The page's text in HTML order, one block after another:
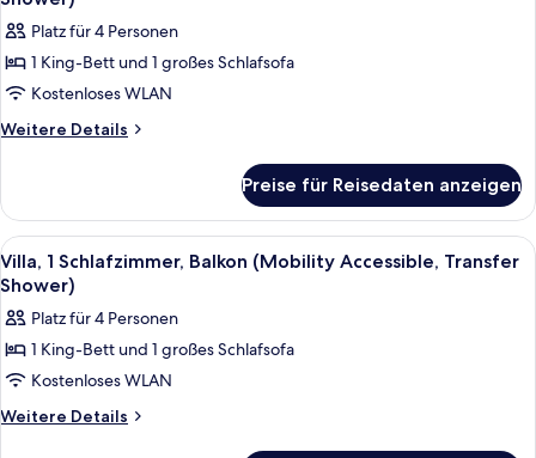
Accessible)
Villa,
1
Schlafzimmer,
Balkon
Roll-
In
Shower)
anzeigen
Platz für 4 Personen
1 King-Bett und 1 großes Schlafsofa
Kostenloses WLAN
Weitere Details
Weitere
1
Schlafzimmer,
Balkon
(Mobility
Accessible,
Roll-
In
Preise für Reisedaten anzeigen
Alle
Fotos
Villa,
1
Schlafzimmer,
Balkon
Ein Hotelzimmer mit Essbereich,
8
Villa, 1 Schlafzimmer, Balkon (Mobility Accessible, Transfer
Shower)
Platz für 4 Personen
1 King-Bett und 1 großes Schlafsofa
Kostenloses WLAN
Weitere Details
Weitere